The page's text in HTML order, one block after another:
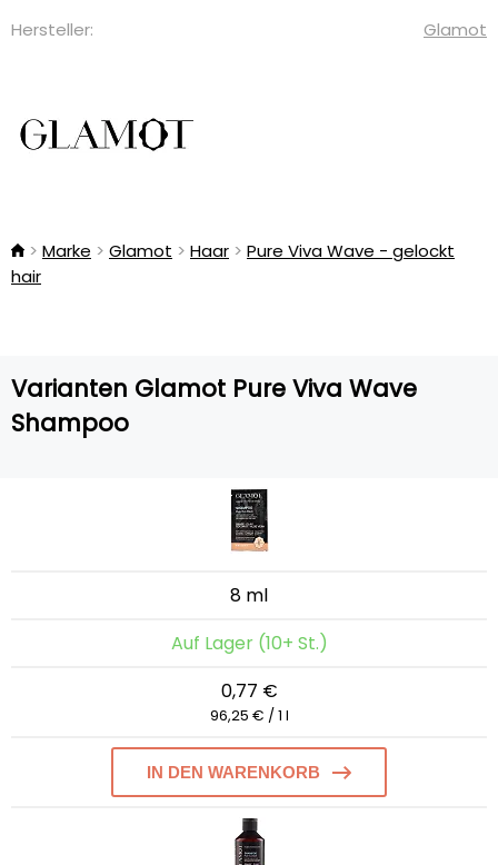
Hersteller: Glamot
Marke Glamot Haar
Pure Viva Wave - gelockt
hair
Varianten Glamot Pure Viva Wave
Shampoo
8 ml
Auf Lager (10+ St.)
0,77 €
96,25 € / 1 l
IN DEN WARENKORB